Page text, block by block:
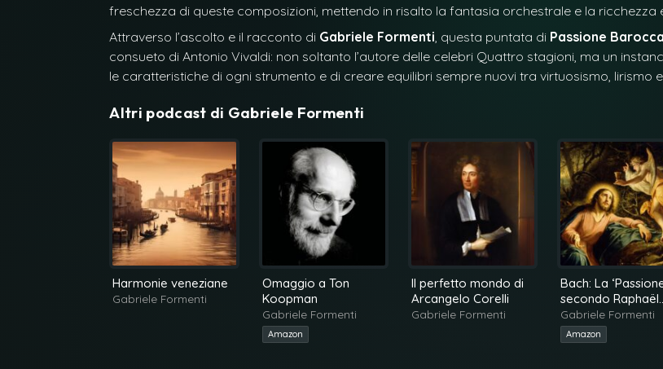
freschezza di queste composizioni, mettendo in risalto la fantasia orchestrale e la
Attraverso l’ascolto e il racconto di Gabriele Formenti, questa puntata di Passione Barocca
consueto di Antonio Vivaldi: non soltanto l’autore delle celebri Quattro stagioni, ma un
le caratteristiche di ogni strumento e di creare equilibri sempre nuovi tra virtuosismo, lirismo
Altri podcast di Gabriele Formenti
Harmonie veneziane
Gabriele Formenti
Omaggio a Ton
Koopman
Gabriele Formenti
Amazon
Il perfetto mondo di
Arcangelo Corelli
Gabriele Formenti
Bach: La
secondo Raphaël
Pichon
Gabriele Formenti
Amazon